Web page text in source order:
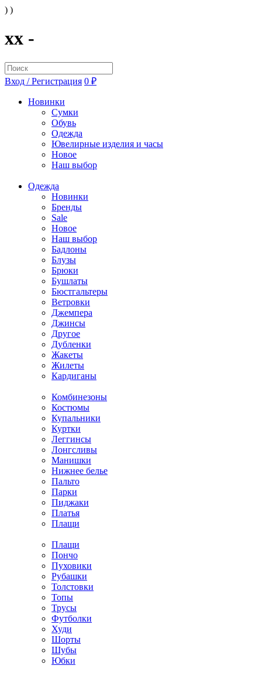
) )
xx -
Вход / Регистрация 0 ₽
Новинки
Сумки
Обувь
Одежда
Ювелирные изделия и часы
Новое
Наш выбор
Одежда
Новинки
Бренды
Sale
Новое
Наш выбор
Бадлоны
Блузы
Брюки
Бушлаты
Бюстгальтеры
Ветровки
Джемпера
Джинсы
Другое
Дубленки
Жакеты
Жилеты
Кардиганы
Комбинезоны
Костюмы
Купальники
Куртки
Леггинсы
Лонгсливы
Манишки
Нижнее белье
Пальто
Парки
Пиджаки
Платья
Плащи
Плащи
Пончо
Пуховики
Рубашки
Толстовки
Топы
Трусы
Футболки
Худи
Шорты
Шубы
Юбки